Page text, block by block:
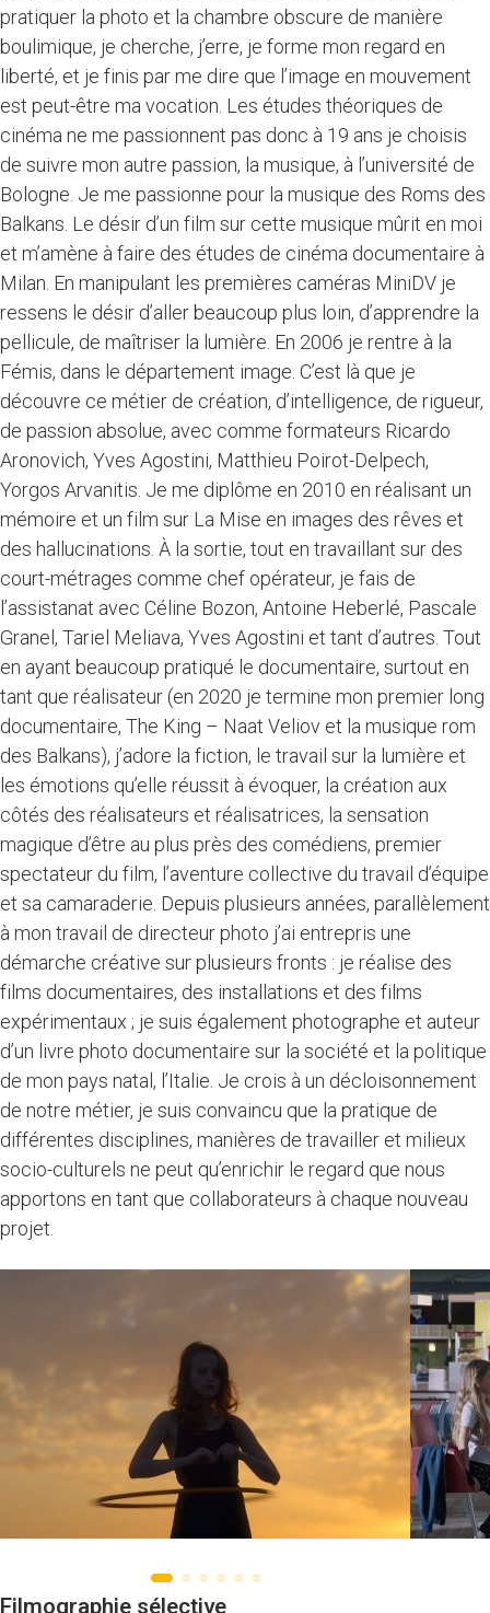
pratiquer la photo et la chambre obscure de manière
boulimique, je cherche, j’erre, je forme mon regard en
liberté, et je finis par me dire que l’image en mouvement
est peut-être ma vocation. Les études théoriques de
cinéma ne me passionnent pas donc à 19 ans je choisis
de suivre mon autre passion, la musique, à l’université de
Bologne. Je me passionne pour la musique des Roms des
Balkans. Le désir d’un film sur cette musique mûrit en moi
et m’amène à faire des études de cinéma documentaire à
Milan. En manipulant les premières caméras MiniDV je
ressens le désir d’aller beaucoup plus loin, d’apprendre la
pellicule, de maîtriser la lumière. En 2006 je rentre à la
Fémis, dans le département image. C’est là que je
découvre ce métier de création, d’intelligence, de rigueur,
de passion absolue, avec comme formateurs Ricardo
Aronovich, Yves Agostini, Matthieu Poirot-Delpech,
Yorgos Arvanitis. Je me diplôme en 2010 en réalisant un
mémoire et un film sur La Mise en images des rêves et
des hallucinations. À la sortie, tout en travaillant sur des
court-métrages comme chef opérateur, je fais de
l’assistanat avec Céline Bozon, Antoine Heberlé, Pascale
Granel, Tariel Meliava, Yves Agostini et tant d’autres. Tout
en ayant beaucoup pratiqué le documentaire, surtout en
tant que réalisateur (en 2020 je termine mon premier long
documentaire, The King – Naat Veliov et la musique rom
des Balkans), j’adore la fiction, le travail sur la lumière et
les émotions qu’elle réussit à évoquer, la création aux
côtés des réalisateurs et réalisatrices, la sensation
magique d’être au plus près des comédiens, premier
spectateur du film, l’aventure collective du travail d’équipe
et sa camaraderie. Depuis plusieurs années, parallèlement
à mon travail de directeur photo j’ai entrepris une
démarche créative sur plusieurs fronts : je réalise des
films documentaires, des installations et des films
expérimentaux ; je suis également photographe et auteur
d’un livre photo documentaire sur la société et la politique
de mon pays natal, l’Italie. Je crois à un décloisonnement
de notre métier, je suis convaincu que la pratique de
différentes disciplines, manières de travailler et milieux
socio-culturels ne peut qu’enrichir le regard que nous
apportons en tant que collaborateurs à chaque nouveau
projet.
Filmographie sélective